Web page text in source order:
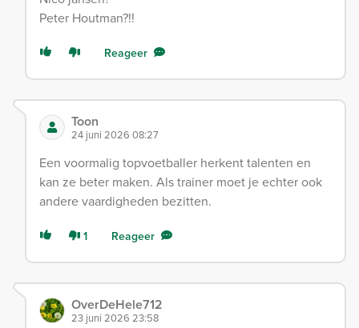
Peter Houtman?!!
Reageer
Toon
24 juni 2026 08:27
Een voormalig topvoetballer herkent talenten en
kan ze beter maken. Als trainer moet je echter ook
andere vaardigheden bezitten.
1 Reageer
OverDeHele712
23 juni 2026 23:58